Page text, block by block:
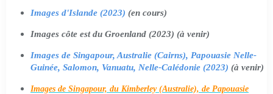
Images d'Islande (2023) (en cours)
Images côte est du Groenland (2023) (à venir)
Images de Singapour, Australie (Cairns), Papouasie Nelle-
Guinée, Salomon, Vanuatu, Nelle-Calédonie (2023) (à venir)
Images de Singapour, du Kimberley (Australie), de Papouasie